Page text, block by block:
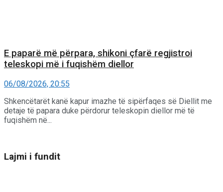
E paparë më përpara, shikoni çfarë regjistroi
teleskopi më i fuqishëm diellor
06/08/2026, 20:55
Shkencëtarët kanë kapur imazhe të sipërfaqes së Diellit me
detaje të papara duke përdorur teleskopin diellor më të
fuqishëm në...
Lajmi i fundit